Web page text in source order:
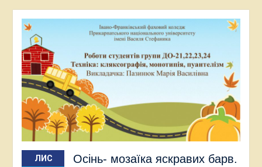
ЛИС Осінь- мозаїка яскравих барв.